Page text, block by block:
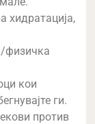
хидратација,
физичка
кои
ги.
против